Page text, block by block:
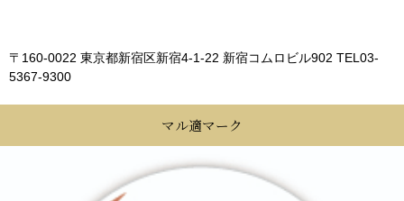
〒160-0022 東京都新宿区新宿4-1-22 新宿コムロビル902 TEL03-
5367-9300
マル適マーク